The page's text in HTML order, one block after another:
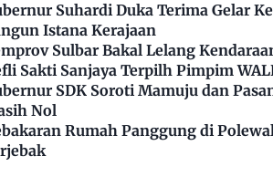
Suhardi Duka Terima Gelar
Istana Kerajaan
Sulbar Bakal Lelang
Sakti Sanjaya Terpilh Pimpim
SDK Soroti Mamuju dan
Nol
Rumah Panggung di